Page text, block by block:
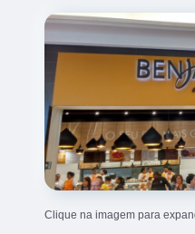
Clique na imagem para